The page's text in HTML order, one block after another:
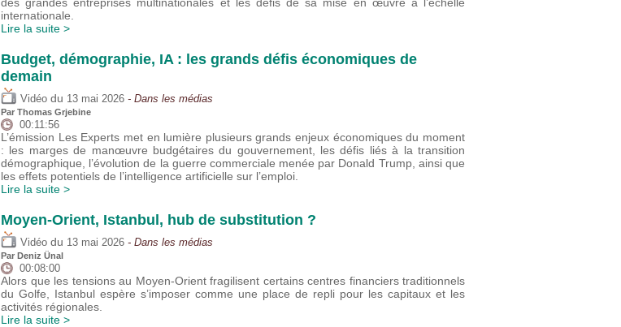
internationale.
Lire la suite >
Budget, démographie, IA : les grands défis économiques de
demain
Vidéo du 13 mai 2026 - Dans les médias
Par Thomas Grjebine
00:11:56
L’émission Les Experts met en lumière plusieurs grands enjeux économiques du moment
: les marges de manœuvre budgétaires du gouvernement, les défis liés à la transition
démographique, l’évolution de la guerre commerciale menée par Donald Trump, ainsi que
les effets potentiels de l’intelligence artificielle sur l’emploi.
Lire la suite >
Moyen-Orient, Istanbul, hub de substitution ?
Vidéo du 13 mai 2026 - Dans les médias
Par Deniz Ünal
00:08:00
Alors que les tensions au Moyen-Orient fragilisent certains centres financiers traditionnels
du Golfe, Istanbul espère s’imposer comme une place de repli pour les capitaux et les
activités régionales.
Lire la suite >